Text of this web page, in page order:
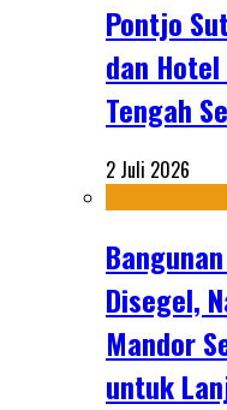
Pontjo
dan
Tengah
2 Juli 2026
Disegel,
Mandor
untuk